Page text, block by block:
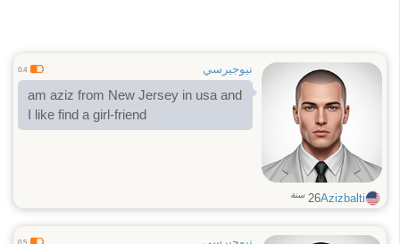
نيوجيرسي 0.4
am aziz from New Jersey in usa and
I like find a girl-friend
Azizbalti
26 سنة
0.5